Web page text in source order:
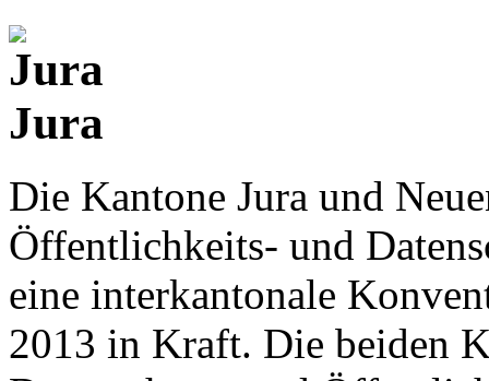
Jura
Die Kantone Jura und
Öffentlichkeits- und
eine interkantonale
2013 in Kraft. Die beiden